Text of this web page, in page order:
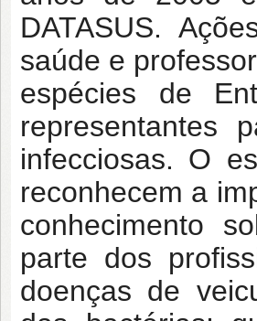
DATASUS.
saúde e
espécies de
representantes
infecciosas. O
reconhecem a
conhecimento
parte dos
doenças de